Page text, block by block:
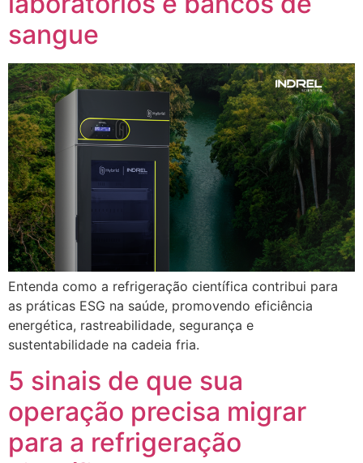
sangue
Entenda como a refrigeração científica contribui para
as práticas ESG na saúde, promovendo eficiência
energética, rastreabilidade, segurança e
sustentabilidade na cadeia fria.
5 sinais de que sua
operação precisa migrar
para a refrigeração